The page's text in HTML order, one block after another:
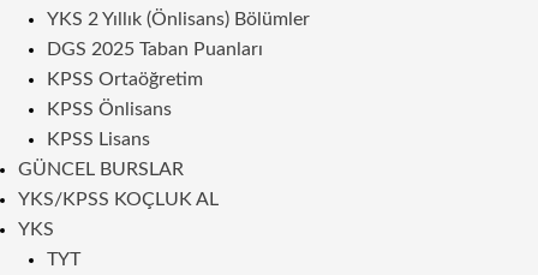
YKS 2 Yıllık (Önlisans) Bölümler
DGS 2025 Taban Puanları
KPSS Ortaöğretim
KPSS Önlisans
KPSS Lisans
GÜNCEL BURSLAR
YKS/KPSS KOÇLUK AL
YKS
TYT